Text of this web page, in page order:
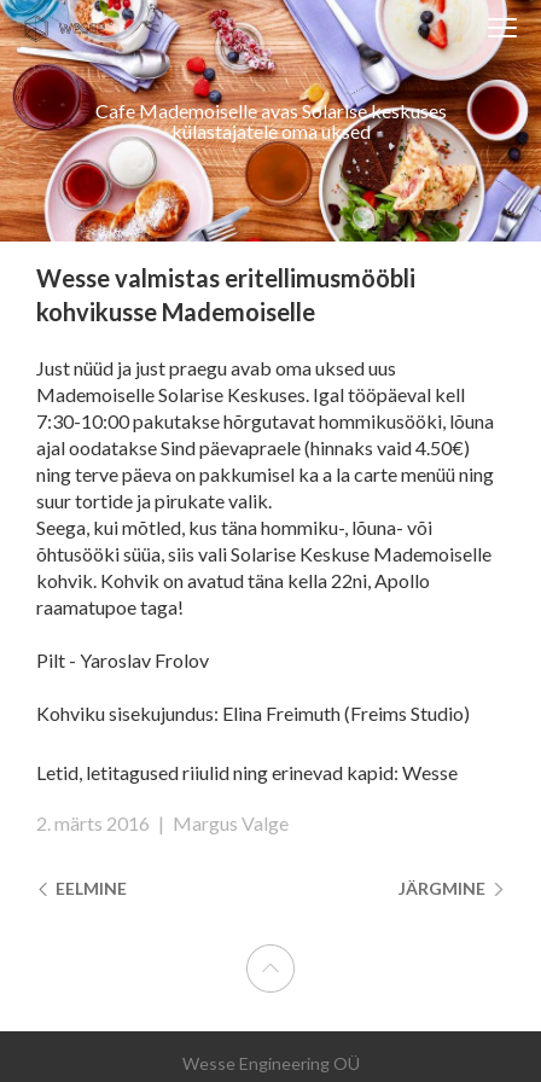
Close
EST ENG
WESSE DISAIN
TEHNIKA
MEIST
BLOGI/UUDISED
KUIDAS TELLIDA MÖÖBLIT?
Cafe Mademoiselle avas Solarise keskuses
külastajatele oma uksed
Wesse valmistas eritellimusmööbli
kohvikusse Mademoiselle
Just nüüd ja just praegu avab oma uksed uus
Mademoiselle Solarise Keskuses. Igal tööpäeval kell
7:30-10:00 pakutakse hõrgutavat hommikusööki, lõuna
ajal oodatakse Sind päevapraele (hinnaks vaid 4.50€)
ning terve päeva on pakkumisel ka a la carte menüü ning
suur tortide ja pirukate valik.
Seega, kui mõtled, kus täna hommiku-, lõuna- või
õhtusööki süüa, siis vali Solarise Keskuse Mademoiselle
kohvik. Kohvik on avatud täna kella 22ni, Apollo
raamatupoe taga!
Pilt - Yaroslav Frolov
Kohviku sisekujundus: Elina Freimuth (Freims Studio)
Letid, letitagused riiulid ning erinevad kapid: Wesse
2. märts 2016 | Margus Valge
JÄRGMINE
EELMINE
Wesse Engineering OÜ